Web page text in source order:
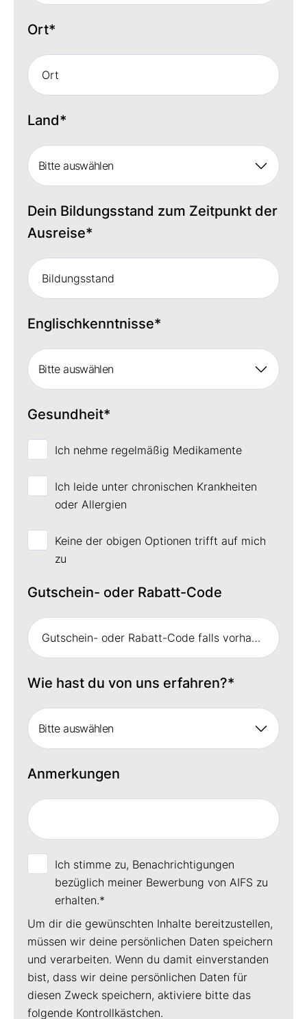
Ort*
Land*
Bitte auswählen
Dein Bildungsstand zum Zeitpunkt der
Ausreise*
Englischkenntnisse*
Bitte auswählen
Gesundheit*
Ich nehme regelmäßig Medikamente
Ich leide unter chronischen Krankheiten
oder Allergien
Keine der obigen Optionen trifft auf mich
zu
Gutschein- oder Rabatt-Code
Wie hast du von uns erfahren?*
Bitte auswählen
Anmerkungen
Ich stimme zu, Benachrichtigungen
bezüglich meiner Bewerbung von AIFS zu
erhalten.*
Um dir die gewünschten Inhalte bereitzustellen,
müssen wir deine persönlichen Daten speichern
und verarbeiten. Wenn du damit einverstanden
bist, dass wir deine persönlichen Daten für
diesen Zweck speichern, aktiviere bitte das
folgende Kontrollkästchen.